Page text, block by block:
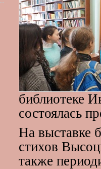
библиотеке
состоялась
На выставке
стихов
также